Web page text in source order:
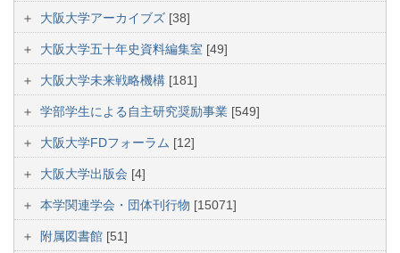
大阪大学アーカイブズ [38]
大阪大学五十年史資料編集室 [49]
大阪大学未来戦略機構 [181]
学部学生による自主研究奨励事業 [549]
大阪大学FDフォーラム [12]
大阪大学出版会 [4]
本学関連学会・団体刊行物 [15071]
附属図書館 [51]